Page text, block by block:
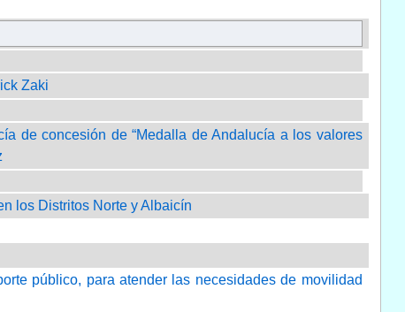
Zaki
de concesión de “Medalla de Andalucía a los valores
los Distritos Norte y Albaicín
público, para atender las necesidades de movilidad